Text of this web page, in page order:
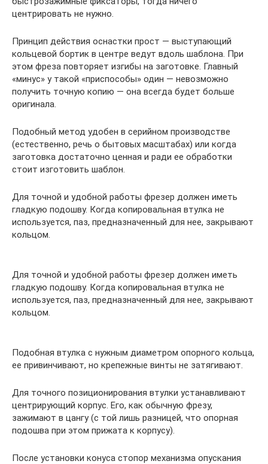
центрировать не нужно.
Принцип действия оснастки прост — выступающий
кольцевой бортик в центре ведут вдоль шаблона. При
этом фреза повторяет изгибы на заготовке. Главный
«минус» у такой «приспособы» один — невозможно
получить точную копию — она всегда будет больше
оригинала.
Подобный метод удобен в серийном производстве
(естественно, речь о бытовых масштабах) или когда
заготовка достаточно ценная и ради ее обработки
стоит изготовить шаблон.
Для точной и удобной работы фрезер должен иметь
гладкую подошву. Когда копировальная втулка не
используется, паз, предназначенный для нее, закрывают
кольцом.
Для точной и удобной работы фрезер должен иметь
гладкую подошву. Когда копировальная втулка не
используется, паз, предназначенный для нее, закрывают
кольцом.
Подобная втулка с нужным диаметром опорного кольца,
ее привинчивают, но крепежные винты не затягивают.
Для точного позиционирования втулки устанавливают
центрирующий корпус. Его, как обычную фрезу,
зажимают в цангу (с той лишь разницей, что опорная
подошва при этом прижата к корпусу).
После установки конуса стопор механизма опускания